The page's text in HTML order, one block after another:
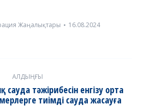
Жаңалықтары 16.08.2024
АЛДЫҢҒЫ
Previous
сауда тәжірибесін енгізу орта
тиімді сауда жасауға